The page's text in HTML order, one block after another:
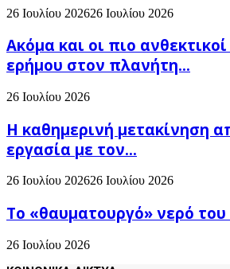
26 Ιουλίου 202626 Ιουλίου 2026
Ακόμα και οι πιο
ερήμου στον πλανήτη...
26 Ιουλίου 2026
H καθημερινή μετακίνηση
εργασία με τον...
26 Ιουλίου 202626 Ιουλίου 2026
Το «θαυματουργό» νερό
26 Ιουλίου 2026